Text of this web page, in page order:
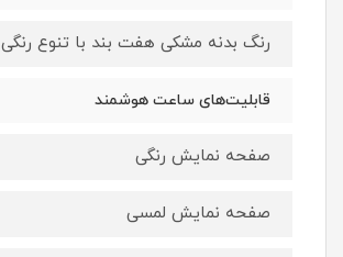
رنگ بدنه مشکی هفت بند با تنوع رنگی
قابلیت‌های ساعت هوشمند
صفحه نمایش رنگی
صفحه نمایش لمسی